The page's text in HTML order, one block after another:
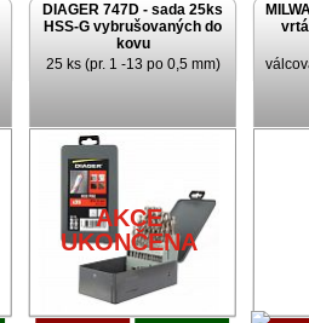
DIAGER 747D - sada 25ks
HSS-G vybrušovaných do
kovu
25 ks (pr. 1 -13 po 0,5 mm)
AKCE
UKONČENA